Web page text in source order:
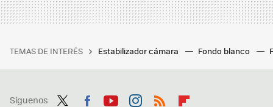
TEMAS DE INTERÉS Estabilizador cámara Fondo blanco
Síguenos